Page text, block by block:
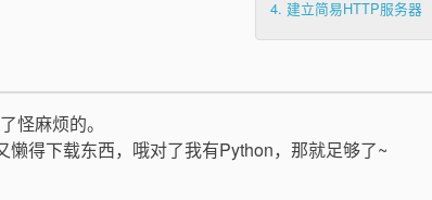
4. 建立简易HTTP服务器
怪麻烦的。
得下载东西，哦对了我有Python，那就足够了~